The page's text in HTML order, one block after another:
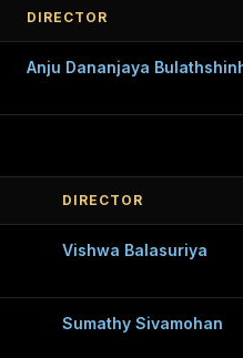
DIRECTOR
Anju Dananjaya
DIRECTOR
Vishwa Balasuriya
Sumathy Sivamohan